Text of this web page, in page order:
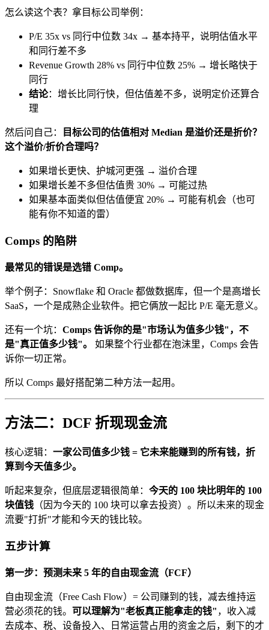
怎么读这个表？拿目标公司举例：
P/E 35x vs 同行中位数 34x → 基本持平，说明估值水平
和同行差不多
Revenue Growth 28% vs 同行中位数 25% → 增长略快于
同行
结论：增长比同行快，但估值差不多，说明定价还算合
理
然后问自己：
目标公司的估值相对 Median 是溢价还是折价？
这个溢价/折价合理吗？
如果增长更快、护城河更强 → 溢价合理
如果增长差不多但估值贵 30% → 可能过热
如果基本面类似但估值便宜 20% → 可能有机会（也可
能有你不知道的雷）
Comps 的陷阱
最常见的错误是选错 Comp。
举个例子：Snowflake 和 Oracle 都做数据库，但一个是高增长
SaaS，一个是成熟企业软件。把它俩放一起比 P/E 毫无意义。
还有一个坑： Comps 告诉你的是"市场认为值多少钱"，不
是"真正值多少钱"。
如果整个行业都在泡沫里，Comps 会告
诉你一切正常。
所以 Comps 最好搭配第二种方法一起用。
方法二：DCF 折现现金流
核心逻辑： 一家公司值多少钱 = 它未来能赚到的所有钱，折
算到今天值多少。
听起来复杂，但底层逻辑很简单： 今天的 100 块比明年的 100
块值钱 （因为今天的 100 块可以拿去投资）。所以未来的现金
流要"打折"才能和今天的钱比较。
五步计算
第一步：预测未来 5 年的自由现金流（FCF）
自由现金流（Free Cash Flow）= 公司赚到的钱，减去维持运
营必须花的钱。 可以理解为"老板真正能拿走的钱" ，收入减
去成本、税、设备投入、日常运营占用的资金之后，剩下的才